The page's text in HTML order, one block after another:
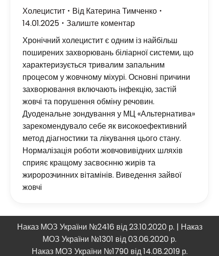
Холецистит Від Катерина Тимченко
14.01.2025
Залиште коментар
Хронічний холецистит є одним із найбільш
поширених захворювань біліарної системи, що
характеризується тривалим запальним
процесом у жовчному міхурі. Основні причини
захворювання включають інфекцію, застій
жовчі та порушення обміну речовин.
Дуоденальне зондування у МЦ «Альтернатива»
зарекомендувало себе як високоефективний
метод діагностики та лікування цього стану.
Нормалізація роботи жовчовивідних шляхів
сприяє кращому засвоєнню жирів та
жиророзчинних вітамінів. Виведення зайвої
жовчі
Наказ МОЗ України №2416 від 23.10.2020 р. | Наказ
МОЗ України №1301 від 03.06.2020 р.
Наказ МОЗ України №1790 від 14.08.2019 р.